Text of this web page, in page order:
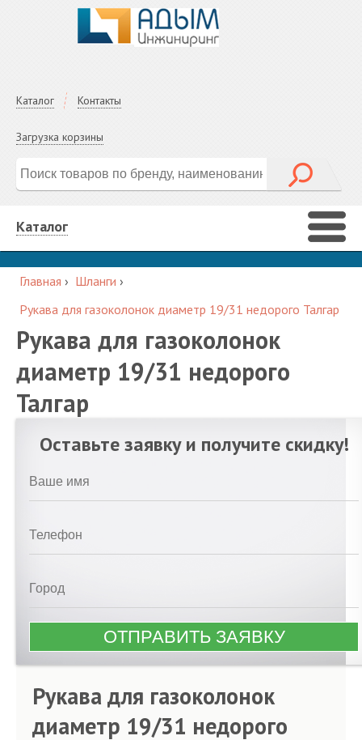
Каталог Контакты
Загрузка корзины
Каталог
Главная › Шланги ›
Рукава для газоколонок диаметр 19/31 недорого Талгар
Рукава для газоколонок
диаметр 19/31 недорого
Талгар
Оставьте заявку и получите скидку!
Рукава для газоколонок
диаметр 19/31 недорого